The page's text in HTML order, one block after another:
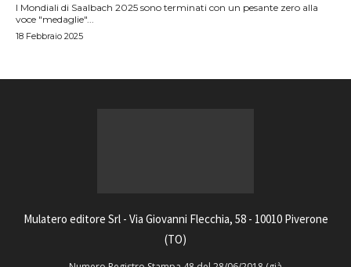
I Mondiali di Saalbach 2025 sono terminati con un pesante zero alla
voce "medaglie"...
18 Febbraio 2025
Mulatero editore Srl - Via Giovanni Flecchia, 58 - 10010 Piverone
(TO)